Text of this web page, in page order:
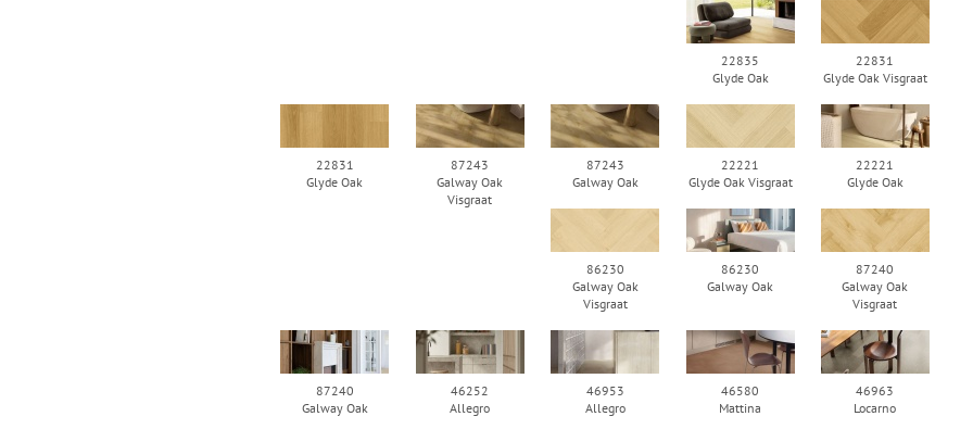
22835
Glyde Oak
22831
Glyde Oak Visgraat
22831
Glyde Oak
87243
Galway Oak
Visgraat
87243
Galway Oak
22221
Glyde Oak Visgraat
22221
Glyde Oak
86230
Galway Oak
Visgraat
86230
Galway Oak
87240
Galway Oak
Visgraat
87240
Galway Oak
46252
Allegro
46953
Allegro
46580
Mattina
46963
Locarno